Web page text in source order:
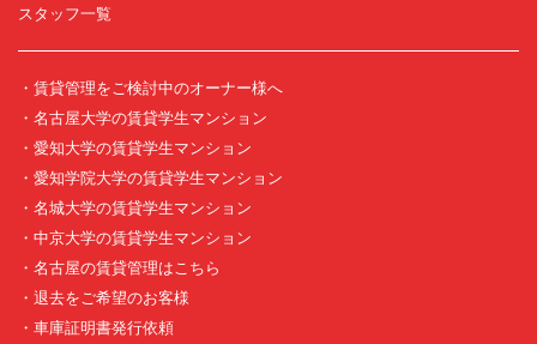
スタッフ一覧
・賃貸管理をご検討中のオーナー様へ
・名古屋大学の賃貸学生マンション
・愛知大学の賃貸学生マンション
・愛知学院大学の賃貸学生マンション
・名城大学の賃貸学生マンション
・中京大学の賃貸学生マンション
・名古屋の賃貸管理はこちら
・退去をご希望のお客様
・車庫証明書発行依頼